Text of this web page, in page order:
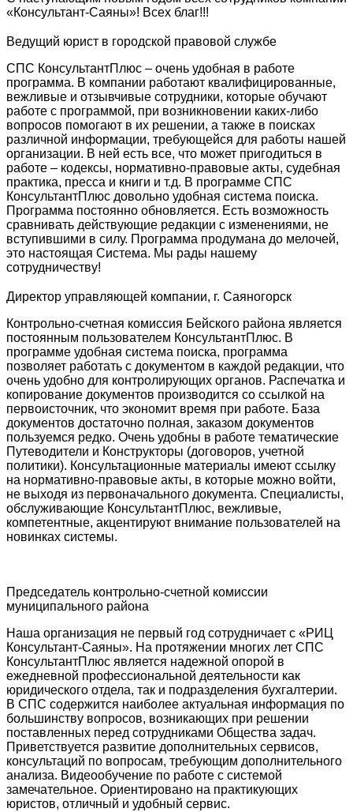
«Консультант-Саяны»! Всех благ!!!
Ведущий юрист в городской правовой службе
СПС КонсультантПлюс – очень удобная в работе
программа. В компании работают квалифицированные,
вежливые и отзывчивые сотрудники, которые обучают
работе с программой, при возникновении каких-либо
вопросов помогают в их решении, а также в поисках
различной информации, требующейся для работы нашей
организации. В ней есть все, что может пригодиться в
работе – кодексы, нормативно-правовые акты, судебная
практика, пресса и книги и т.д. В программе СПС
КонсультантПлюс довольно удобная система поиска.
Программа постоянно обновляется. Есть возможность
сравнивать действующие редакции с изменениями, не
вступившими в силу. Программа продумана до мелочей,
это настоящая Система. Мы рады нашему
сотрудничеству!
Директор управляющей компании, г. Саяногорск
Контрольно-счетная комиссия Бейского района является
постоянным пользователем КонсультантПлюс. В
программе удобная система поиска, программа
позволяет работать с документом в каждой редакции, что
очень удобно для контролирующих органов. Распечатка и
копирование документов производится со ссылкой на
первоисточник, что экономит время при работе. База
документов достаточно полная, заказом документов
пользуемся редко. Очень удобны в работе тематические
Путеводители и Конструкторы (договоров, учетной
политики). Консультационные материалы имеют ссылку
на нормативно-правовые акты, в которые можно войти,
не выходя из первоначального документа. Специалисты,
обслуживающие КонсультантПлюс, вежливые,
компетентные, акцентируют внимание пользователей на
новинках системы.
Председатель контрольно-счетной комиссии
муниципального района
Наша организация не первый год сотрудничает с «РИЦ
Консультант-Саяны». На протяжении многих лет СПС
КонсультантПлюс является надежной опорой в
ежедневной профессиональной деятельности как
юридического отдела, так и подразделения бухгалтерии.
В СПС содержится наиболее актуальная информация по
большинству вопросов, возникающих при решении
поставленных перед сотрудниками Общества задач.
Приветствуется развитие дополнительных сервисов,
консультаций по вопросам, требующим дополнительного
анализа. Видеообучение по работе с системой
замечательное. Ориентировано на практикующих
юристов, отличный и удобный сервис.